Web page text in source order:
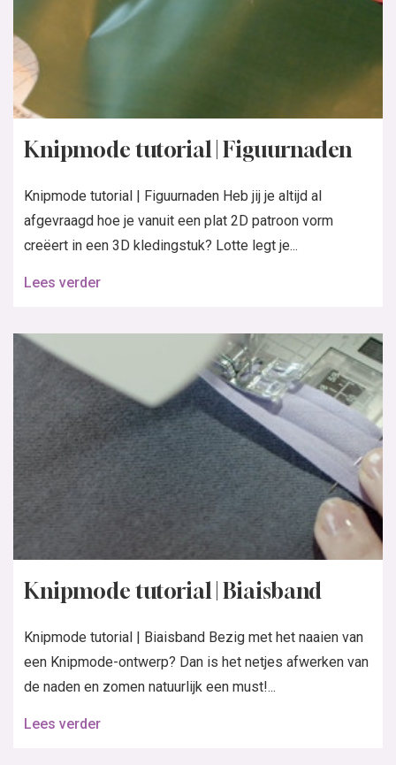
Knipmode tutorial | Figuurnaden
Knipmode tutorial | Figuurnaden Heb jij je altijd al
afgevraagd hoe je vanuit een plat 2D patroon vorm
creëert in een 3D kledingstuk? Lotte legt je...
Lees verder
Knipmode tutorial | Biaisband
Knipmode tutorial | Biaisband Bezig met het naaien van
een Knipmode-ontwerp? Dan is het netjes afwerken van
de naden en zomen natuurlijk een must!...
Lees verder